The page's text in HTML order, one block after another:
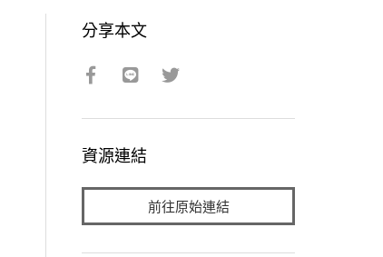
分享本文
資源連結
前往原始連結